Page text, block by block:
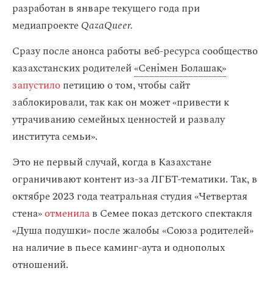
разработан в январе текущего года при
медиапроектеQazaQueer.
Сразу после анонса работы веб-ресурса сообщество
казахстанских родителей«Сенімен Болашақ»
запустилопетицию о том, чтобы сайт
заблокировали, так как он может «привести к
утрачиванию семейных ценностей и развалу
института семьи».
Это не первый случай, когда в Казахстане
ограничивают контент из-за ЛГБТ-тематики. Так, в
октябре 2023 года театральная студия «Четвертая
стена»отменилав Семее показ детского спектакля
«Душа подушки» после жалобы «Союза родителей»
на наличие в пьесе каминг-аута и однополых
отношений.